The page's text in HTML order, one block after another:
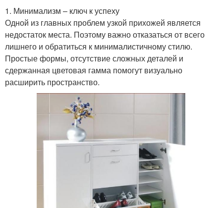
1. Минимализм – ключ к успеху
Одной из главных проблем узкой прихожей является
недостаток места. Поэтому важно отказаться от всего
лишнего и обратиться к минималистичному стилю.
Простые формы, отсутствие сложных деталей и
сдержанная цветовая гамма помогут визуально
расширить пространство.